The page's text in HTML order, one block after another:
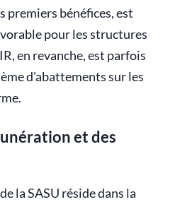
premiers bénéfices, est
pour les structures
en revanche, est parfois
d'abattements sur les
et des
la SASU réside dans la